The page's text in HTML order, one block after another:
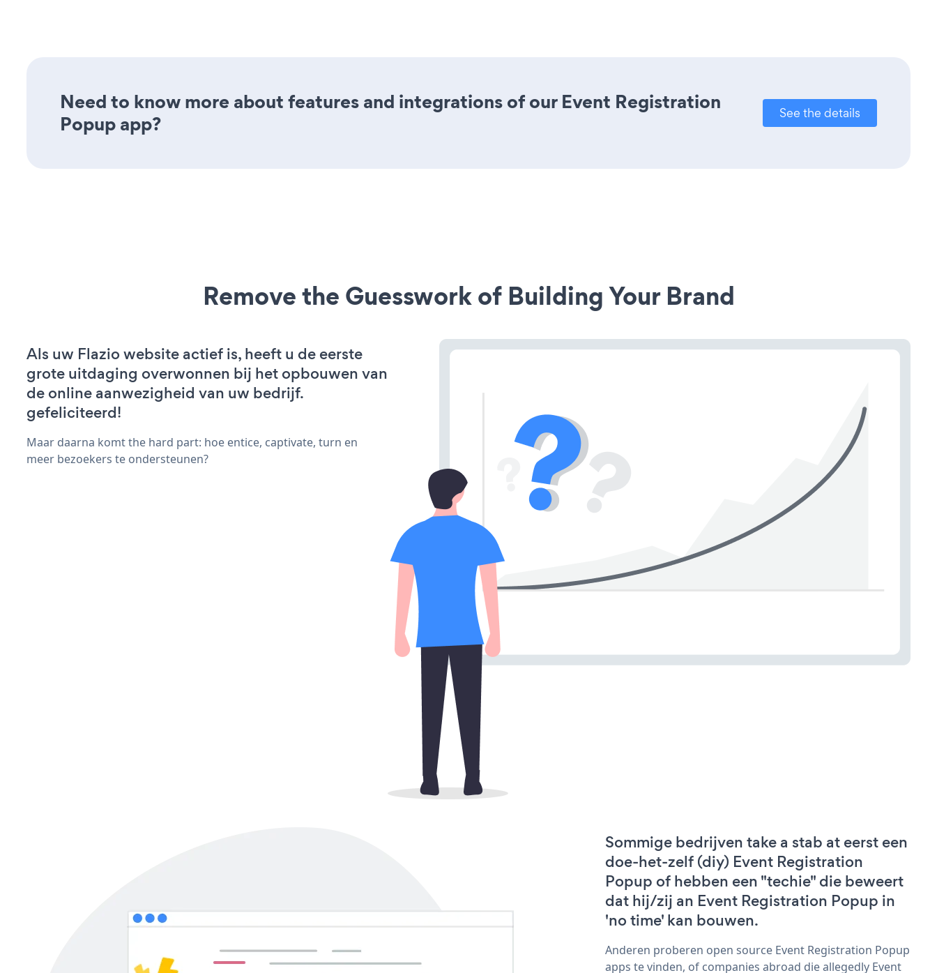
Need to know more about features and integrations of our Event Registration
Popup app?
See the details
Remove the Guesswork of Building Your Brand
Als uw Flazio website actief is, heeft u de eerste
grote uitdaging overwonnen bij het opbouwen van
de online aanwezigheid van uw bedrijf.
gefeliciteerd!
Maar daarna komt the hard part: hoe entice, captivate, turn en
meer bezoekers te ondersteunen?
Sommige bedrijven take a stab at eerst een
doe-het-zelf (diy) Event Registration
Popup of hebben een "techie" die beweert
dat hij/zij an Event Registration Popup in
'no time' kan bouwen.
Anderen proberen open source Event Registration Popup
apps te vinden, of companies abroad die allegedly Event